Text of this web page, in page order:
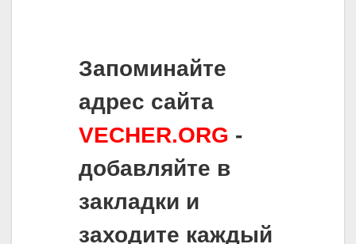
Запоминайте
адрес сайта
VECHER.ORG -
добавляйте в
закладки и
заходите каждый